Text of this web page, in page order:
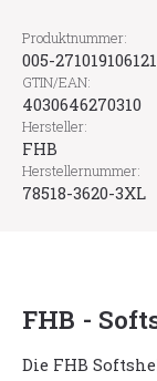
Produktnummer:
005-271019106121
GTIN/EAN:
4030646270310
Hersteller:
FHB
Herstellernummer:
78518-3620-3XL
FHB -
Die FHB